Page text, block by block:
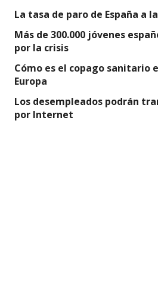
La tasa de paro de España a
Más de 300.000 jóvenes
por la crisis
Cómo es el copago sanitario
Europa
Los desempleados podrán
por Internet